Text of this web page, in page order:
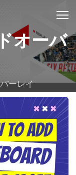
オーバ
ーレイ